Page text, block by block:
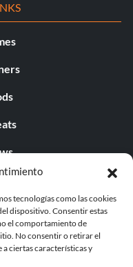
tecnologías como las cookies
dispositivo. Consentir estas
el comportamiento de
No consentir o retirar el
ciertas características y